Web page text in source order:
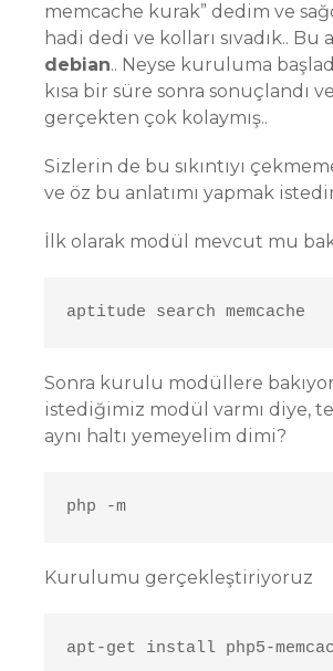
memcache kurak” dedim ve
hadi dedi ve kolları sıvadık.. Bu
debian.. Neyse kuruluma
kısa bir süre sonra sonuçlandı
gerçekten çok kolaymış..
Sizlerin de bu sıkıntıyı
ve öz bu anlatımı yapmak
İlk olarak modül mevcut mu
aptitude search memcache
Sonra kurulu modüllere
istediğimiz modül varmı diye,
aynı haltı yemeyelim dimi?
php -m
Kurulumu gerçekleştiriyoruz
apt-get install php5-